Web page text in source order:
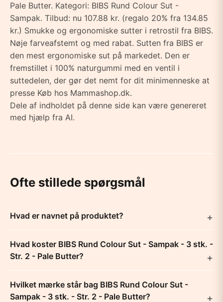
Pale Butter. Kategori: BIBS Rund Colour Sut -
Sampak. Tilbud: nu 107.88 kr. (regalo 20% fra 134.85
kr.) Smukke og ergonomiske sutter i retrostil fra BIBS.
Nøje farveafstemt og med rabat. Sutten fra BIBS er
den mest ergonomiske sut på markedet. Den er
fremstillet i 100% naturgummi med en ventil i
suttedelen, der gør det nemt for dit minimenneske at
presse Køb hos Mammashop.dk.
Dele af indholdet på denne side kan være genereret
med hjælp fra AI.
Ofte stillede spørgsmål
Hvad er navnet på produktet?
Hvad koster BIBS Rund Colour Sut - Sampak - 3 stk. -
Str. 2 - Pale Butter?
Hvilket mærke står bag BIBS Rund Colour Sut -
Sampak - 3 stk. - Str. 2 - Pale Butter?